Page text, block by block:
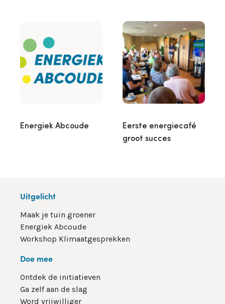
Energiek Abcoude
Eerste energiecafé
groot succes
Uitgelicht
Maak je tuin groener
Energiek Abcoude
Workshop Klimaatgesprekken
Doe mee
Ontdek de initiatieven
Ga zelf aan de slag
Word vrijwilliger